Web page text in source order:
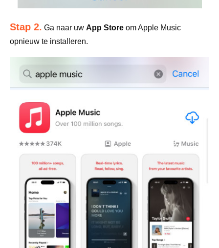
Stap 2. Ga naar uw App Store om Apple Music
opnieuw te installeren.